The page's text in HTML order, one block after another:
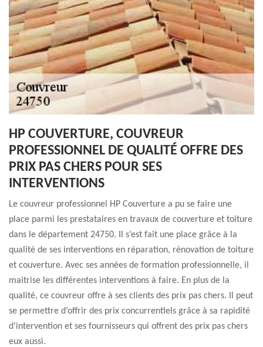
HP COUVERTURE, COUVREUR
PROFESSIONNEL DE QUALITÉ OFFRE DES
PRIX PAS CHERS POUR SES
INTERVENTIONS
Le couvreur professionnel HP Couverture a pu se faire une
place parmi les prestataires en travaux de couverture et toiture
dans le département 24750. Il s’est fait une place grâce à la
qualité de ses interventions en réparation, rénovation de toiture
et couverture. Avec ses années de formation professionnelle, il
maitrise les différentes interventions à faire. En plus de la
qualité, ce couvreur offre à ses clients des prix pas chers. Il peut
se permettre d’offrir des prix concurrentiels grâce à sa rapidité
d’intervention et ses fournisseurs qui offrent des prix pas chers
eux aussi.